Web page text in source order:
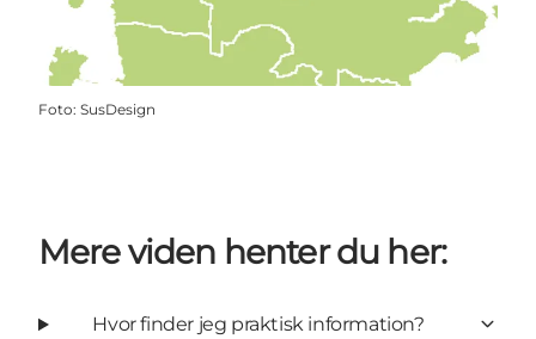
Foto: SusDesign
Mere viden henter du her:
Hvor finder jeg praktisk information?